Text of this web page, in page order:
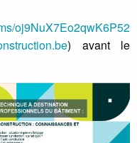
oj9NuX7Eo2qwK6P52
) avant le